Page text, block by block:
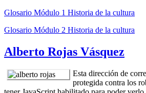
Glosario Módulo 1 Historia de la cultura
Glosario Módulo 2 Historia de la cultura
Alberto Rojas Vásquez
Esta dirección de
protegida contra los